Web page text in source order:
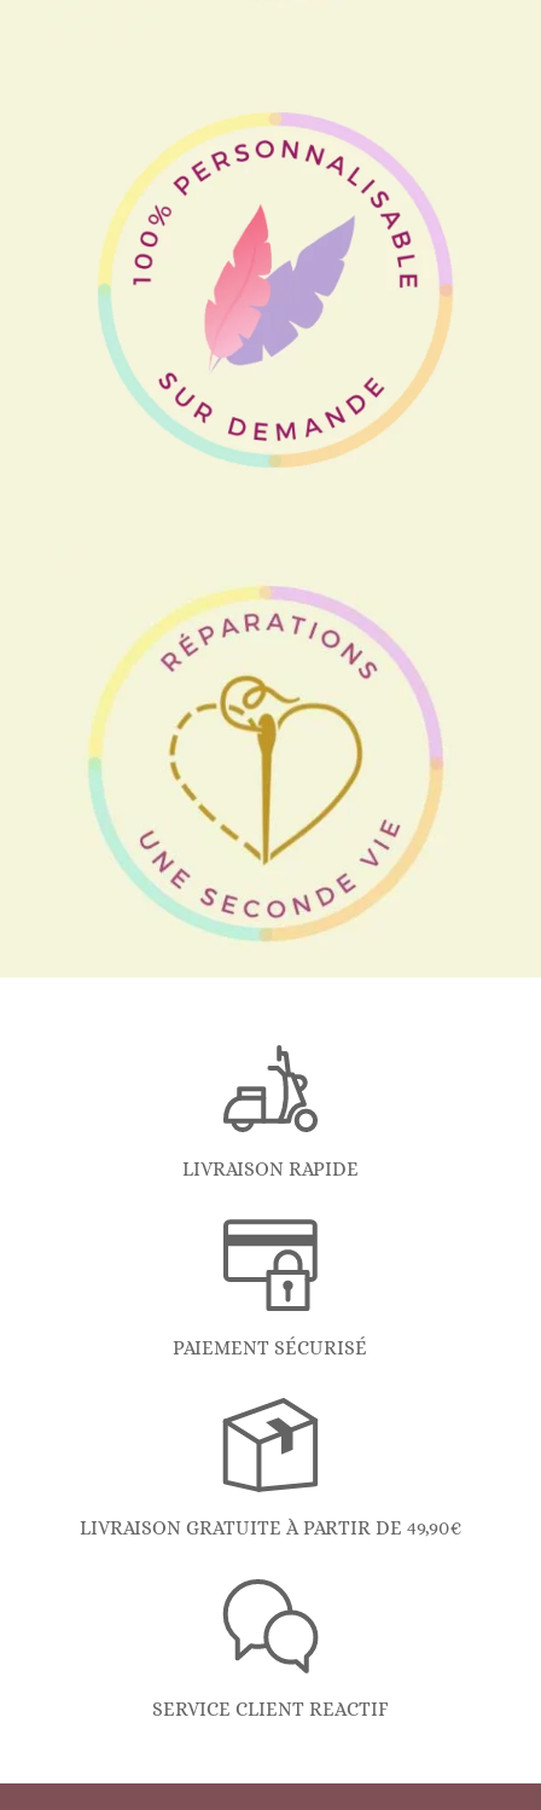
LIVRAISON RAPIDE
PAIEMENT SÉCURISÉ
LIVRAISON GRATUITE À PARTIR DE 49,90€
SERVICE CLIENT REACTIF